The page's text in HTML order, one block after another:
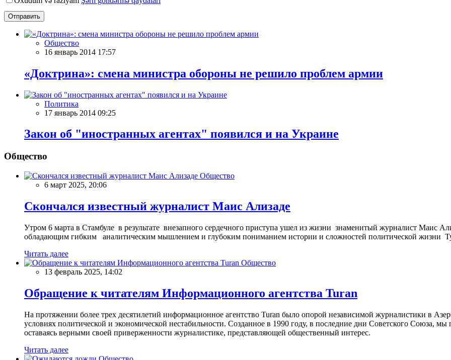
Отправить
Общество
16 январь 2014 17:57
«Доктрина»: смена министра обороны не решило проблем армии
Политика
17 январь 2014 09:25
Закон об "иностранных агентах" появился и на Украине
Общество
Общество
6 март 2025, 20:06
Скончался известный журналист Маис Ализаде
Утром 6 марта в Стамбуле в результате внезапного сердечного приступа ушел из жизни знаменитый журналист Маис
обладающим гибким аналитическим мышлением и глубоким пониманием истории и сложностей политической жизни
Читать далее
Общество
13 февраль 2025, 14:02
Обращение к читателям Информационного агентства Turan
На протяжении более трех десятилетий информационное агентство Turan было опорой независимой журналистики в
условиях политической и экономической нестабильности. Созданное в 1990 году, в последние дни Советского Союза,
оставаясь верными своей приверженности журналистике, представляющей общественный интерес.
Читать далее